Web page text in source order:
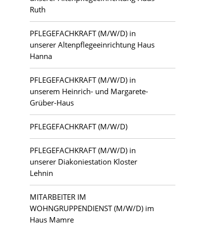
Ruth
PFLEGEFACHKRAFT (M/W/D) in
unserer Altenpflegeeinrichtung Haus
Hanna
PFLEGEFACHKRAFT (M/W/D) in
unserem Heinrich- und Margarete-
Grüber-Haus
PFLEGEFACHKRAFT (M/W/D)
PFLEGEFACHKRAFT (M/W/D) in
unserer Diakoniestation Kloster
Lehnin
MITARBEITER IM
WOHNGRUPPENDIENST (M/W/D) im
Haus Mamre